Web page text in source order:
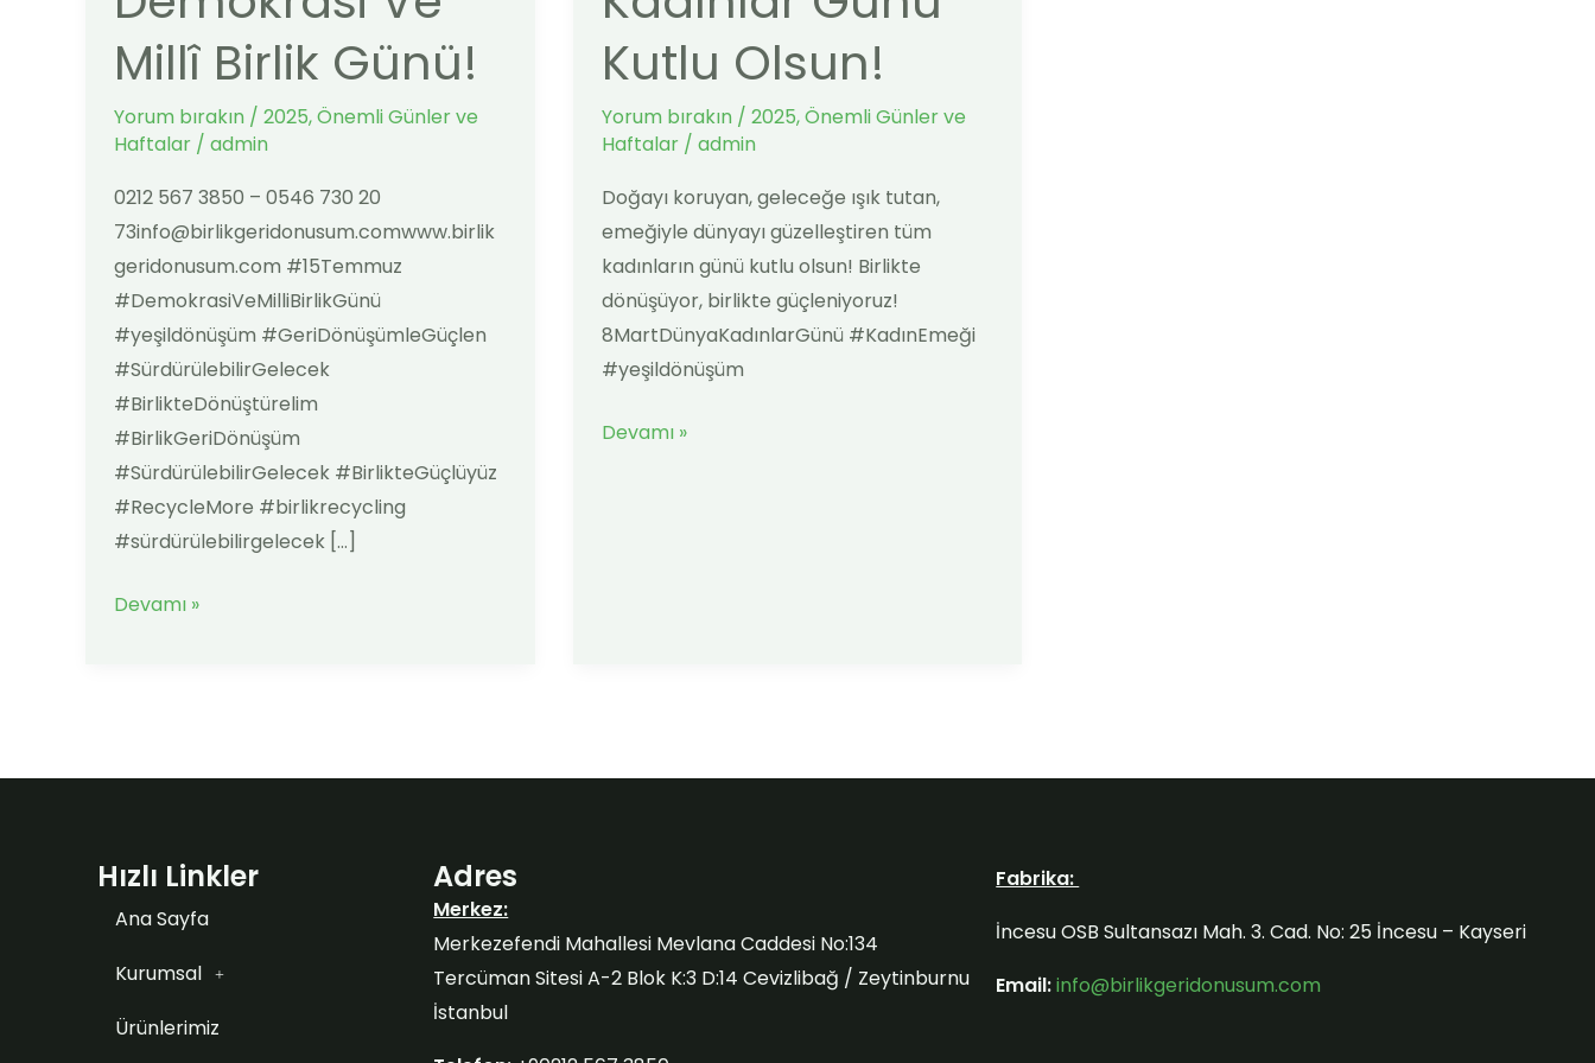
Millî Birlik Günü!
Yorum bırakın / 2025,Önemli Günler ve
Haftalar / admin
0212 567 3850 – 0546 730 20
73info@birlikgeridonusum.comwww.birlik
geridonusum.com #15Temmuz
#DemokrasiVeMilliBirlikGünü
#yeşildönüşüm #GeriDönüşümleGüçlen
#SürdürülebilirGelecek
#BirlikteDönüştürelim
#BirlikGeriDönüşüm
#SürdürülebilirGelecek #BirlikteGüçlüyüz
#RecycleMore #birlikrecycling
#sürdürülebilirgelecek […]
ve
Millî
Günü!
Devamı »
Kutlu Olsun!
Yorum bırakın / 2025,Önemli Günler ve
Haftalar/ admin
Doğayı koruyan, geleceğe ışık tutan,
emeğiyle dünyayı güzelleştiren tüm
kadınların günü kutlu olsun! Birlikte
dönüşüyor, birlikte güçleniyoruz!
8MartDünyaKadınlarGünü #KadınEmeği
#yeşildönüşüm
Kadınlar
Günü
Olsun!
Devamı »
Hızlı Linkler
Ana Sayfa
Kurumsal
Ürünlerimiz
Adres
Merkez:
Merkezefendi Mahallesi Mevlana Caddesi No:134
Tercüman Sitesi A-2 Blok K:3 D:14 Cevizlibağ / Zeytinburnu
İstanbul
Fabrika:
İncesu OSB Sultansazı Mah. 3. Cad. No: 25 İncesu – Kayseri
Email:info@birlikgeridonusum.com